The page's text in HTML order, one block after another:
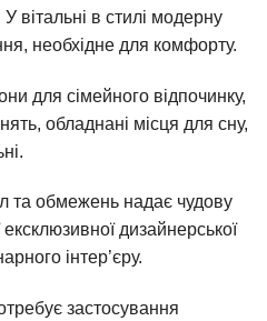
вітальні в стилі модерну
необхідне для комфорту.
для сімейного відпочинку,
обладнані місця для сну,
та обмежень надає чудову
дизайнерської
інтер’єру.
застосування